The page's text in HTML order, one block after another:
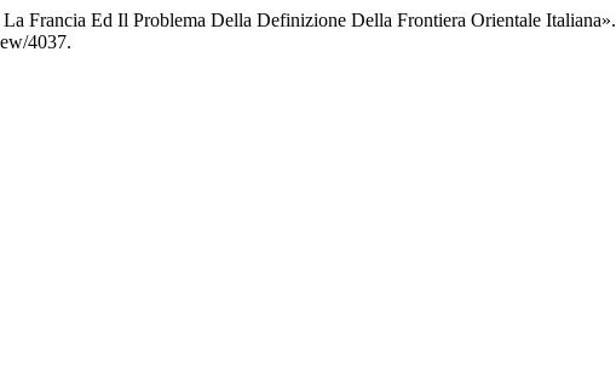
Francia Ed Il Problema Della Definizione Della Frontiera Orientale Italiana».
4037.